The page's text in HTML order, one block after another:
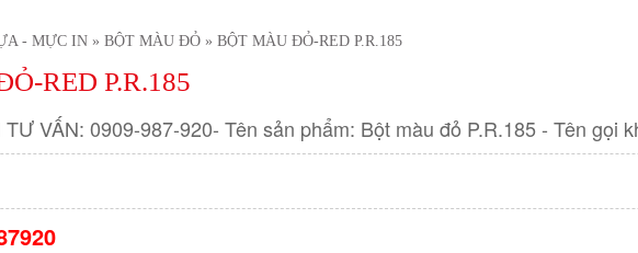
- MỰC IN » BỘT MÀU ĐỎ » BỘT MÀU ĐỎ-RED P.R.185
RED P.R.185
VẤN: 0909-987-920- Tên sản phẩm: Bột màu đỏ P.R.185 - Tên gọi